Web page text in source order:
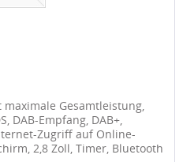
maximale Gesamtleistung,
DAB-Empfang, DAB+,
Zugriff auf Online-
2,8 Zoll, Timer, Bluetooth